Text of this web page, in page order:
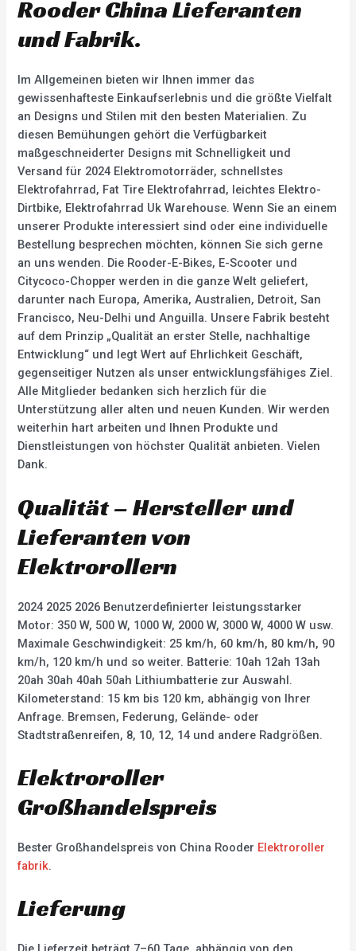
Rooder China Lieferanten
und Fabrik.
Im Allgemeinen bieten wir Ihnen immer das
gewissenhafteste Einkaufserlebnis und die größte Vielfalt
an Designs und Stilen mit den besten Materialien. Zu
diesen Bemühungen gehört die Verfügbarkeit
maßgeschneiderter Designs mit Schnelligkeit und
Versand für 2024 Elektromotorräder, schnellstes
Elektrofahrrad, Fat Tire Elektrofahrrad, leichtes Elektro-
Dirtbike, Elektrofahrrad Uk Warehouse. Wenn Sie an einem
unserer Produkte interessiert sind oder eine individuelle
Bestellung besprechen möchten, können Sie sich gerne
an uns wenden. Die Rooder-E-Bikes, E-Scooter und
Citycoco-Chopper werden in die ganze Welt geliefert,
darunter nach Europa, Amerika, Australien, Detroit, San
Francisco, Neu-Delhi und Anguilla. Unsere Fabrik besteht
auf dem Prinzip „Qualität an erster Stelle, nachhaltige
Entwicklung“ und legt Wert auf Ehrlichkeit Geschäft,
gegenseitiger Nutzen als unser entwicklungsfähiges Ziel.
Alle Mitglieder bedanken sich herzlich für die
Unterstützung aller alten und neuen Kunden. Wir werden
weiterhin hart arbeiten und Ihnen Produkte und
Dienstleistungen von höchster Qualität anbieten. Vielen
Dank.
Qualität – Hersteller und
Lieferanten von
Elektrorollern
2024 2025 2026 Benutzerdefinierter leistungsstarker
Motor: 350 W, 500 W, 1000 W, 2000 W, 3000 W, 4000 W usw.
Maximale Geschwindigkeit: 25 km/h, 60 km/h, 80 km/h, 90
km/h, 120 km/h und so weiter. Batterie: 10ah 12ah 13ah
20ah 30ah 40ah 50ah Lithiumbatterie zur Auswahl.
Kilometerstand: 15 km bis 120 km, abhängig von Ihrer
Anfrage. Bremsen, Federung, Gelände- oder
Stadtstraßenreifen, 8, 10, 12, 14 und andere Radgrößen.
Elektroroller
Großhandelspreis
Bester Großhandelspreis von China Rooder Elektroroller
fabrik.
Lieferung